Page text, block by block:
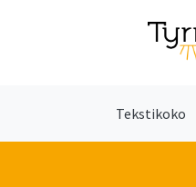
Tekstikoko